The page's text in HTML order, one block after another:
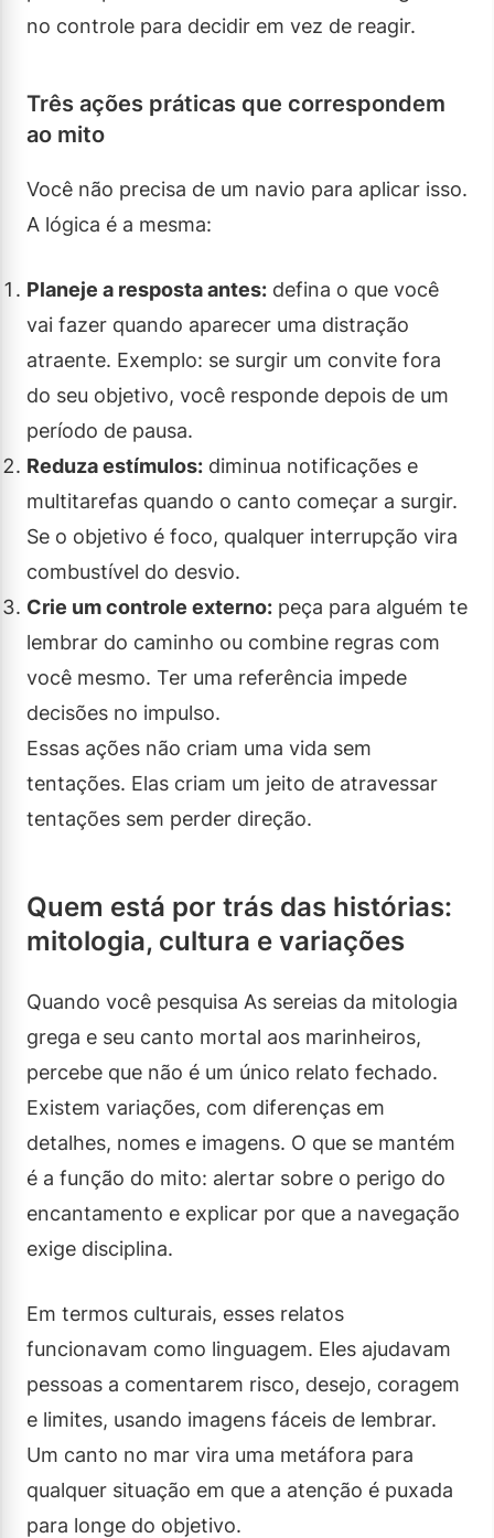
no controle para decidir em vez de reagir.
Três ações práticas que correspondem
ao mito
Você não precisa de um navio para aplicar isso.
A lógica é a mesma:
Planeje a resposta antes: defina o que você
vai fazer quando aparecer uma distração
atraente. Exemplo: se surgir um convite fora
do seu objetivo, você responde depois de um
período de pausa.
Reduza estímulos: diminua notificações e
multitarefas quando o canto começar a surgir.
Se o objetivo é foco, qualquer interrupção vira
combustível do desvio.
Crie um controle externo: peça para alguém te
lembrar do caminho ou combine regras com
você mesmo. Ter uma referência impede
decisões no impulso.
Essas ações não criam uma vida sem
tentações. Elas criam um jeito de atravessar
tentações sem perder direção.
Quem está por trás das histórias:
mitologia, cultura e variações
Quando você pesquisa As sereias da mitologia
grega e seu canto mortal aos marinheiros,
percebe que não é um único relato fechado.
Existem variações, com diferenças em
detalhes, nomes e imagens. O que se mantém
é a função do mito: alertar sobre o perigo do
encantamento e explicar por que a navegação
exige disciplina.
Em termos culturais, esses relatos
funcionavam como linguagem. Eles ajudavam
pessoas a comentarem risco, desejo, coragem
e limites, usando imagens fáceis de lembrar.
Um canto no mar vira uma metáfora para
qualquer situação em que a atenção é puxada
para longe do objetivo.